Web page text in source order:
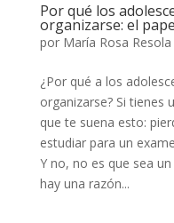
Por qué los
organizarse: el
por María Rosa Resola
¿Por qué a los
organizarse? Si tienes
que te suena esto:
estudiar para un
Y no, no es que sea
hay una razón...